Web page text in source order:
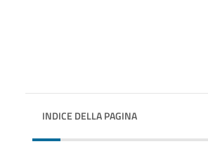
INDICE DELLA PAGINA